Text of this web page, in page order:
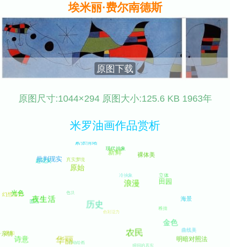
埃米丽·费尔南德斯
原图下载
原图尺寸:1044×294 原图大小:125.6 KB 1963年
米罗油画作品赏析